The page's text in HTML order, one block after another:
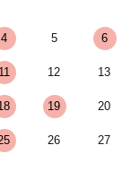
4 5 6
11 12 13
19 20
26 27